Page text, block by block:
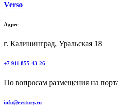
Verso
Адрес
г. Калининград, Уральская 18
+7 911 855-43-26
По вопросам размещения на
info@evstory.ru